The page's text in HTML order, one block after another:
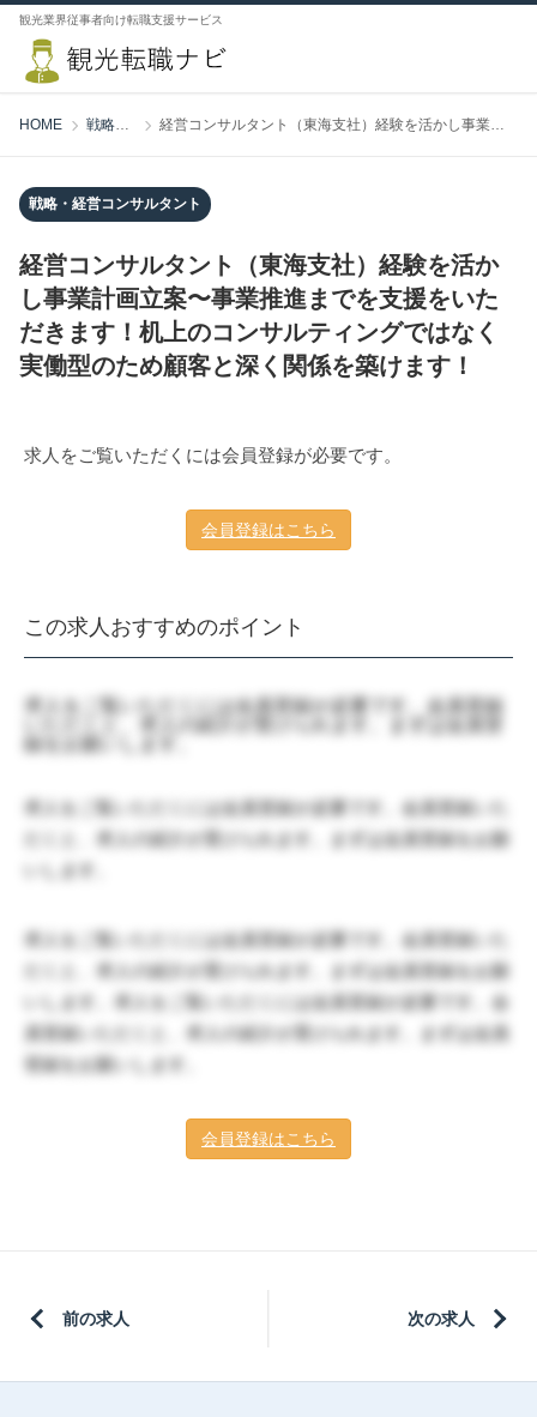
観光業界従事者向け転職支援サービス
HOME 戦略・経営コンサルタント 経営コンサルタント（東海支社）経験を活かし事業計画立案〜事業推進までを支援をいただきます！机上のコンサルティングではなく実働型のため顧客と深く関係を築けます！
戦略・経営コンサルタント
経営コンサルタント（東海支社）経験を活か
し事業計画立案〜事業推進までを支援をいた
だきます！机上のコンサルティングではなく
実働型のため顧客と深く関係を築けます！
求人をご覧いただくには会員登録が必要です。
会員登録はこちら
この求人おすすめのポイント
求人をご覧いただくには会員登録が必要です。会員登録
録をお願いします。
求人をご覧いただくには会員登録が必要です。会員登録いた
だくと、求人の紹介が受けられます。まずは会員登録をお願
いします。
求人をご覧いただくには会員登録が必要です。会員登録いた
だくと、求人の紹介が受けられます。まずは会員登録をお願
いします。求人をご覧いただくには会員登録が必要です。会
員登録いただくと、求人の紹介が受けられます。まずは会員
登録をお願いします。
会員登録はこちら
前の求人 次の求人